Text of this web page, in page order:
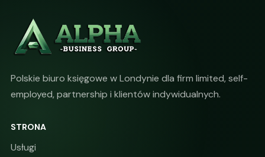
Polskie biuro księgowe w Londynie dla firm limited, self-
employed, partnership i klientów indywidualnych.
STRONA
Usługi